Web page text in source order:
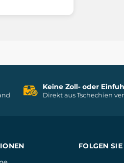
Keine Zoll- oder
Direkt aus Tschechien
FOLGEN